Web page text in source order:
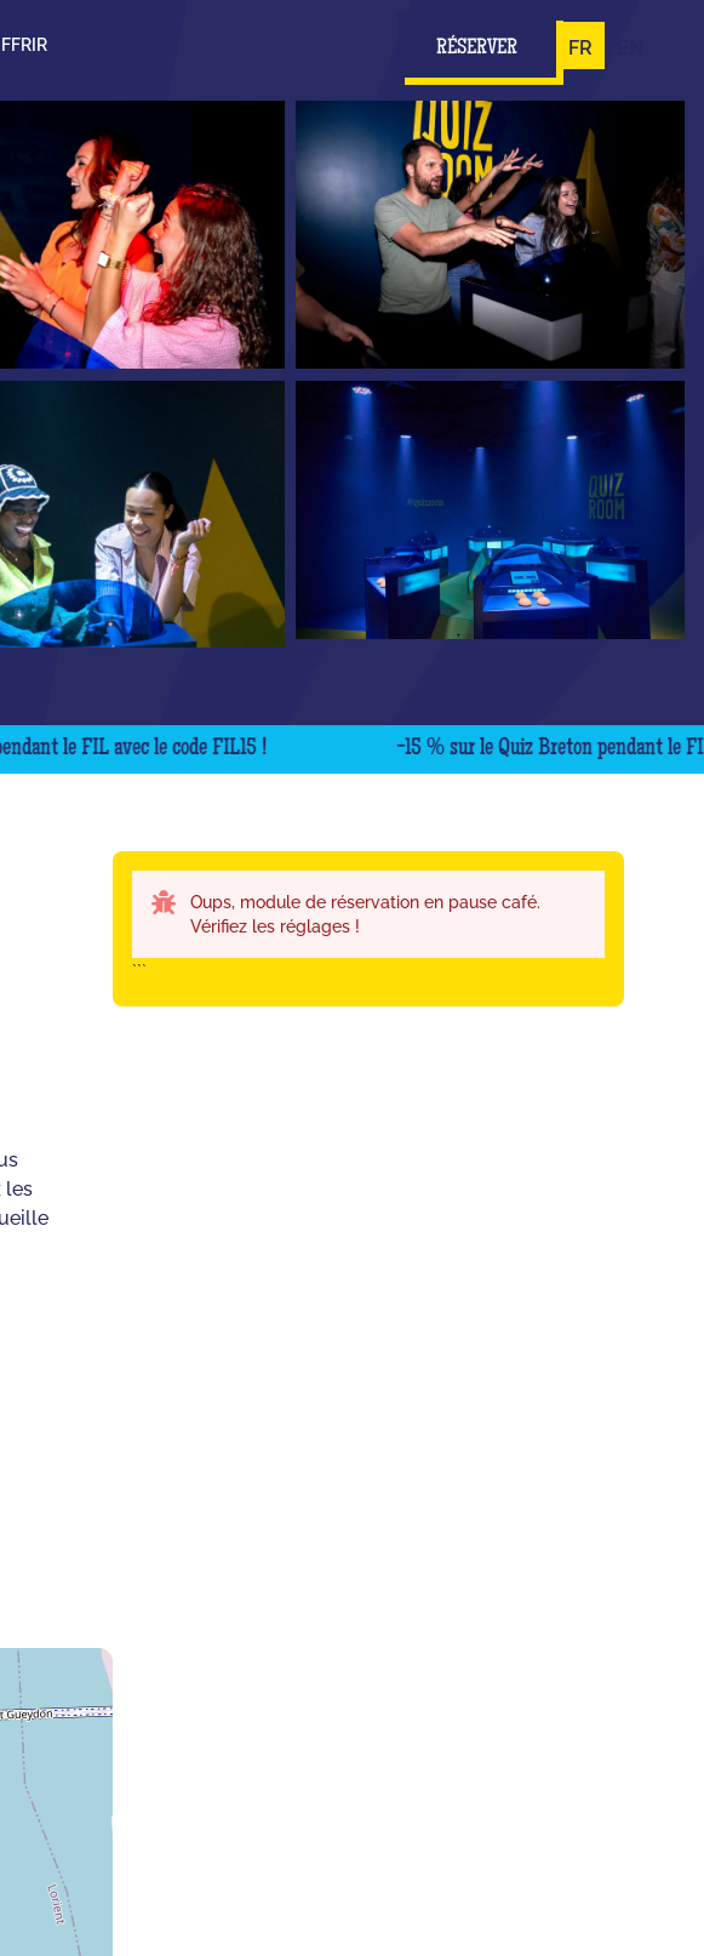
RÉSERVER FR
le FIL avec le code FIL15 ! -15 % sur le Quiz Breton pendant le FIL
les
Oups, module de réservation en pause café.
Vérifiez les réglages !
```